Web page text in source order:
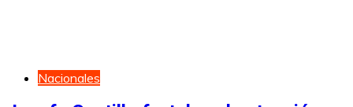
Nacionales